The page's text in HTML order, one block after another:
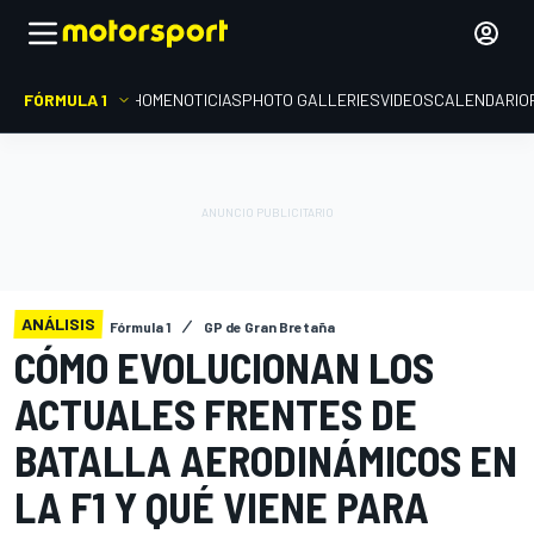
FÓRMULA 1 HOMENOTICIASPHOTO GALLERIESVIDEOSCALENDARIO
ANÁLISIS Fórmula 1 GP de Gran Bretaña
CÓMO EVOLUCIONAN LOS
ACTUALES FRENTES DE
BATALLA AERODINÁMICOS EN
LA F1 Y QUÉ VIENE PARA